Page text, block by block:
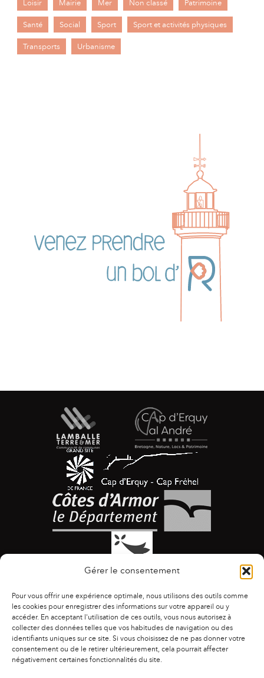
Gérer le consentement
Pour vous offrir une expérience optimale, nous utilisons des outils comme
les cookies pour enregistrer des informations sur votre appareil ou y
accéder. En acceptant l'utilisation de ces outils, vous nous autorisez à
collecter des données telles que vos habitudes de navigation ou des
identifiants uniques sur ce site. Si vous choisissez de ne pas donner votre
consentement ou de le retirer ultérieurement, cela pourrait affecter
négativement certaines fonctionnalités du site.
Loisir Mairie Mer Non classé Patrimoine
Santé Social Sport Sport et activités physiques
Transports Urbanisme
ACCESSIBILITÉ | AGENDA | ASSOCIATIONS
|
CONTACTS
PUBLICATIONS | ESPACE PRESSE